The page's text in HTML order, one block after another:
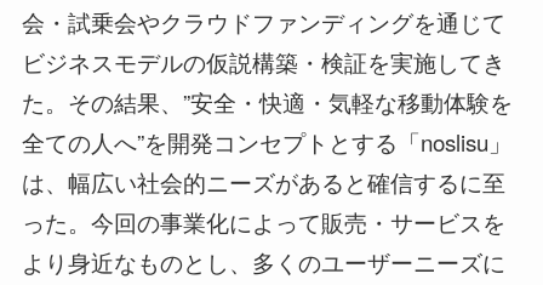
会・試乗会やクラウドファンディングを通じて
ビジネスモデルの仮説構築・検証を実施してき
た。その結果、”安全・快適・気軽な移動体験を
全ての人へ”を開発コンセプトとする「noslisu」
は、幅広い社会的ニーズがあると確信するに至
った。今回の事業化によって販売・サービスを
より身近なものとし、多くのユーザーニーズに